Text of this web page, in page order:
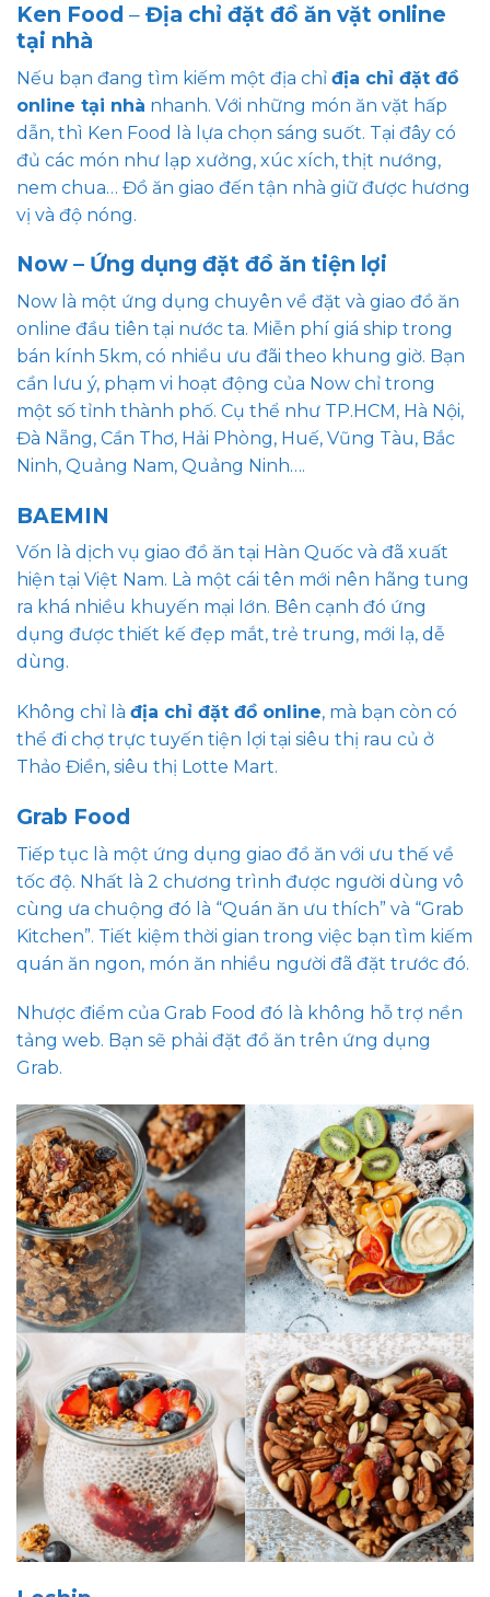
Ken Food – Địa chỉ đặt đồ ăn vặt online
tại nhà
Nếu bạn đang tìm kiếm một địa chỉ địa chỉ đặt đồ
online tại nhà nhanh. Với những món ăn vặt hấp
dẫn, thì Ken Food là lựa chọn sáng suốt. Tại đây có
đủ các món như lạp xưởng, xúc xích, thịt nướng,
nem chua… Đồ ăn giao đến tận nhà giữ được hương
vị và độ nóng.
Now – Ứng dụng đặt đồ ăn tiện lợi
Now là một ứng dụng chuyên về đặt và giao đồ ăn
online đầu tiên tại nước ta. Miễn phí giá ship trong
bán kính 5km, có nhiều ưu đãi theo khung giờ. Bạn
cần lưu ý, phạm vi hoạt động của Now chỉ trong
một số tỉnh thành phố. Cụ thể như TP.HCM, Hà Nội,
Đà Nẵng, Cần Thơ, Hải Phòng, Huế, Vũng Tàu, Bắc
Ninh, Quảng Nam, Quảng Ninh….
BAEMIN
Vốn là dịch vụ giao đồ ăn tại Hàn Quốc và đã xuất
hiện tại Việt Nam. Là một cái tên mới nên hãng tung
ra khá nhiều khuyến mại lớn. Bên cạnh đó ứng
dụng được thiết kế đẹp mắt, trẻ trung, mới lạ, dễ
dùng.
Không chỉ là địa chỉ đặt đồ online, mà bạn còn có
thể đi chợ trực tuyến tiện lợi tại siêu thị rau củ ở
Thảo Điền, siêu thị Lotte Mart.
Grab Food
Tiếp tục là một ứng dụng giao đồ ăn với ưu thế về
tốc độ. Nhất là 2 chương trình được người dùng vô
cùng ưa chuộng đó là “Quán ăn ưu thích” và “Grab
Kitchen”. Tiết kiệm thời gian trong việc bạn tìm kiếm
quán ăn ngon, món ăn nhiều người đã đặt trước đó.
Nhược điểm của Grab Food đó là không hỗ trợ nền
tảng web. Bạn sẽ phải đặt đồ ăn trên ứng dụng
Grab.